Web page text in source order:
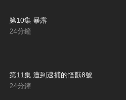
第10集 暴露
24分鐘
第11集 遭到逮捕的怪獸8號
24分鐘